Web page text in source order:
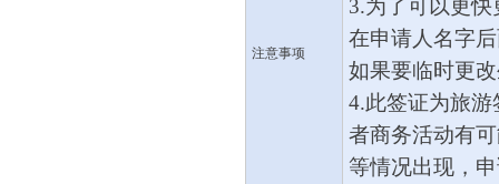
注意事项
3.为了可以更
在申请人名字
如果要临时更
4.此签证为旅
者商务活动有
等情况出现，